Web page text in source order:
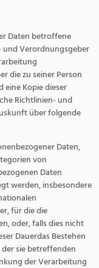
Daten betroffene
und Verordnungsgeber
die zu seiner Person
eine Kopie dieser
Richtlinien- und
über folgende
Daten,
von
Daten
werden, insbesondere
für die die
oder, falls dies nicht
Dauerdas Bestehen
sie betreffenden
der Verarbeitung